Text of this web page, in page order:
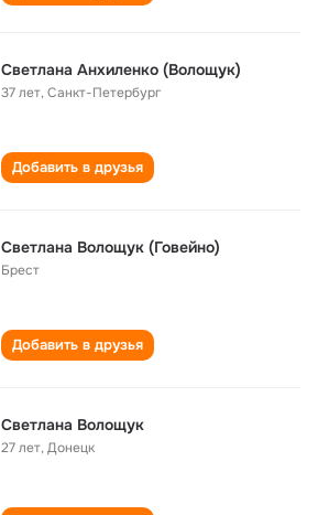
Светлана Анхиленко (Волощук)
37 лет,Санкт-Петербург
Добавить в друзья
Cветлана Волощук (Говейно)
Брест
Добавить в друзья
Светлана Волощук
27 лет,Донецк